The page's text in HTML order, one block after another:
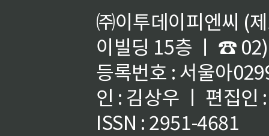
㈜이투데이피엔씨 (
이빌딩 15층 ㅣ ☎
등록번호 : 서울아
인 : 김상우 ㅣ 편집인
ISSN : 2951-4681